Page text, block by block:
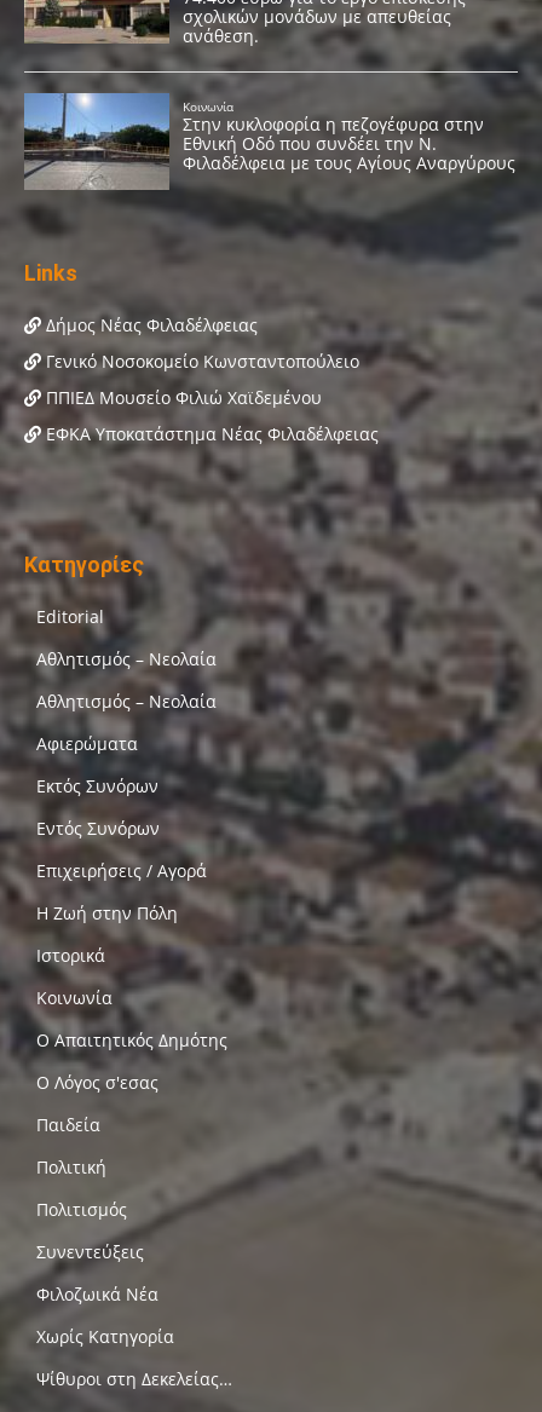
Links
Δήμος Νέας Φιλαδέλφειας
Γενικό Νοσοκομείο Κωνσταντοπούλειο
ΠΠΙΕΔ Μουσείο Φιλιώ Χαϊδεμένου
ΕΦΚΑ Υποκατάστημα Νέας Φιλαδέλφειας
Κατηγορίες
Editorial
Αθλητισμός – Νεολαία
Αθλητισμός – Νεολαία
Αφιερώματα
Εκτός Συνόρων
Εντός Συνόρων
Επιχειρήσεις / Αγορά
Η Ζωή στην Πόλη
Ιστορικά
Κοινωνία
Ο Απαιτητικός Δημότης
Ο Λόγος σ'εσας
Παιδεία
Πολιτική
Πολιτισμός
Συνεντεύξεις
Φιλοζωικά Νέα
Χωρίς Κατηγορία
Ψίθυροι στη Δεκελείας…